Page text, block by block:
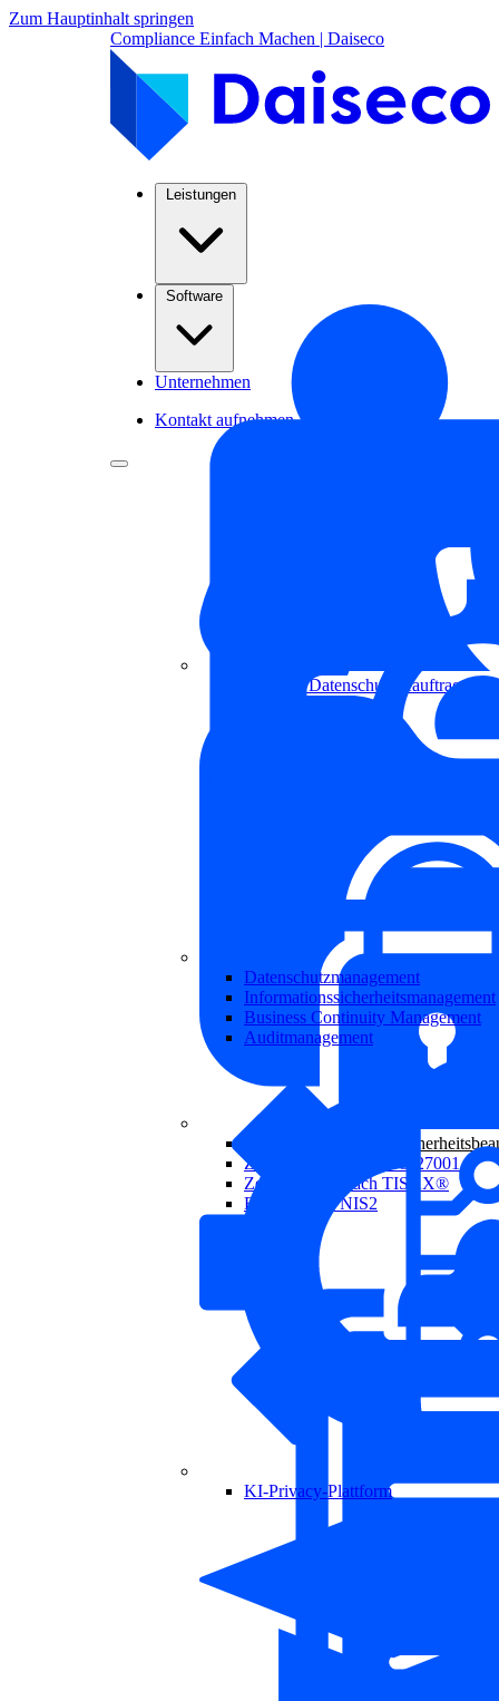
Zum Hauptinhalt springen
Compliance Einfach Machen | Daiseco
Leistungen
Externer Datenschutzbeauftragter
Externer
Zertifizierung nach ISO 27001
Zertifizierung nach TISAX®
Beratung zur NIS2
Software
Datenschutzmanagement
Informationssicherheitsmanagement
Business Continuity Management
Auditmanagement
KI-Privacy-Plattform
Unternehmen
Kontakt aufnehmen